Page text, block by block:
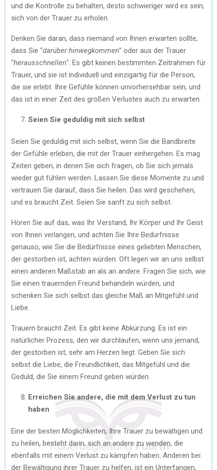
und die Kontrolle zu behalten, desto schwieriger wird es sein,
sich von der Trauer zu erholen.
Denken Sie daran, dass niemand von Ihnen erwarten sollte,
dass Sie “darüber hinwegkommen” oder aus der Trauer
“herausschnellen“. Es gibt keinen bestimmten Zeitrahmen für
Trauer, und sie ist individuell und einzigartig für die Person,
die sie erlebt. Ihre Gefühle können unvorhersehbar sein, und
das ist in einer Zeit des großen Verlustes auch zu erwarten.
Seien Sie geduldig mit sich selbst
Seien Sie geduldig mit sich selbst, wenn Sie die Bandbreite
der Gefühle erleben, die mit der Trauer einhergehen. Es mag
Zeiten geben, in denen Sie sich fragen, ob Sie sich jemals
wieder gut fühlen werden. Lassen Sie diese Momente zu und
vertrauen Sie darauf, dass Sie heilen. Das wird geschehen,
und es braucht Zeit. Seien Sie sanft zu sich selbst.
Hören Sie auf das, was Ihr Verstand, Ihr Körper und Ihr Geist
von Ihnen verlangen, und achten Sie Ihre Bedürfnisse
genauso, wie Sie die Bedürfnisse eines geliebten Menschen,
der gestorben ist, achten würden. Oft legen wir an uns selbst
einen anderen Maßstab an als an andere. Fragen Sie sich, wie
Sie einen trauernden Freund behandeln würden, und
schenken Sie sich selbst das gleiche Maß an Mitgefühl und
Liebe.
Trauern braucht Zeit. Es gibt keine Abkürzung. Es ist ein
natürlicher Prozess, den wir durchlaufen, wenn uns jemand,
der gestorben ist, sehr am Herzen liegt. Geben Sie sich
selbst die Liebe, die Freundlichkeit, das Mitgefühl und die
Geduld, die Sie einem Freund geben würden.
Erreichen Sie andere, die mit dem Verlust zu tun
haben
Eine der besten Möglichkeiten, Ihre Trauer zu bewältigen und
zu heilen, besteht darin, sich an andere zu wenden, die
ebenfalls mit einem Verlust zu kämpfen haben. Anderen bei
der Bewältigung ihrer Trauer zu helfen, ist ein Unterfangen,